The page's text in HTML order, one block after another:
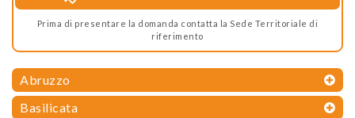
Prima di presentare la domanda contatta la Sede Territoriale di
riferimento
Abruzzo
Basilicata